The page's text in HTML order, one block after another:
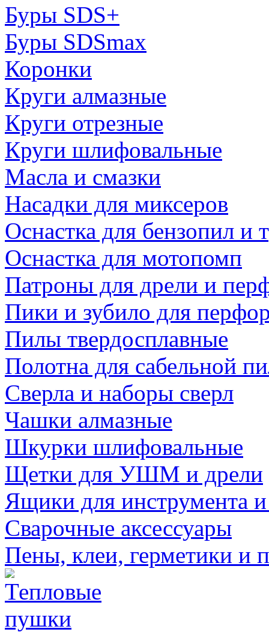
Буры SDS+
Буры SDSmax
Коронки
Круги алмазные
Круги отрезные
Круги шлифовальные
Масла и смазки
Насадки для миксеров
Оснастка для бензопил и
Оснастка для мотопомп
Патроны для дрели и
Пики и зубило для
Пилы твердосплавные
Полотна для сабельной
Сверла и наборы сверл
Чашки алмазные
Шкурки шлифовальные
Щетки для УШМ и дрели
Ящики для инструмента
Сварочные аксессуары
Пены, клеи, герметики и